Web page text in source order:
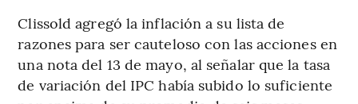
Clissold agregó la inflación a su lista de
razones para ser cauteloso con las acciones en
una nota del 13 de mayo, al señalar que la tasa
de variación del IPC había subido lo suficiente